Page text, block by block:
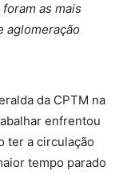
as mais
aglomeração
da CPTM na
enfrentou
ter a circulação
tempo parado